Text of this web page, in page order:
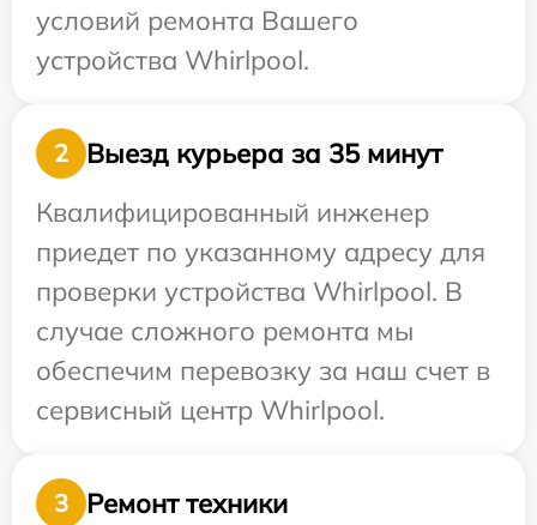
условий ремонта Вашего
устройства Whirlpool.
2
Выезд курьера за 35 минут
Квалифицированный инженер
приедет по указанному адресу для
проверки устройства Whirlpool. В
случае сложного ремонта мы
обеспечим перевозку за наш счет в
сервисный центр Whirlpool.
3 Ремонт техники